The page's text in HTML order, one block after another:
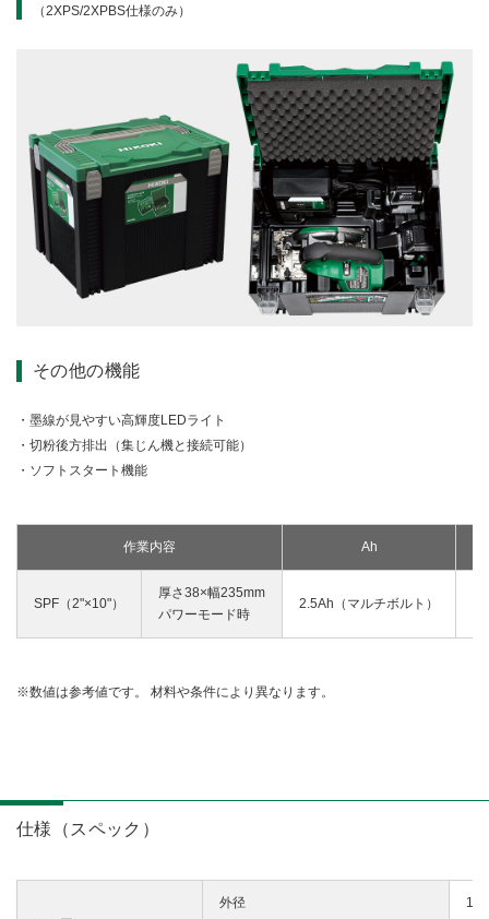
（2XPS/2XPBS仕様のみ）
その他の機能
墨線が見やすい高輝度LEDライト
切粉後方排出（集じん機と接続可能）
ソフトスタート機能
作業内容 Ah
SPF（2"×10"）
厚さ38×幅235mm
パワーモード時
2.5Ah（マルチボルト）
数値は参考値です。 材料や条件により異なります。
仕様（スペック）
外径